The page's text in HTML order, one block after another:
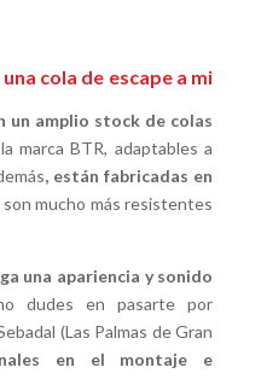
cola de escape a mi
un amplio stock de colas
marca BTR, adaptables a
, están fabricadas en
mucho más resistentes
una apariencia y sonido
dudes en pasarte por
(Las Palmas de Gran
en el montaje e